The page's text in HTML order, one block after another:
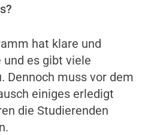
hat klare und
es gibt viele
Dennoch muss vor dem
einiges erledigt
die Studierenden